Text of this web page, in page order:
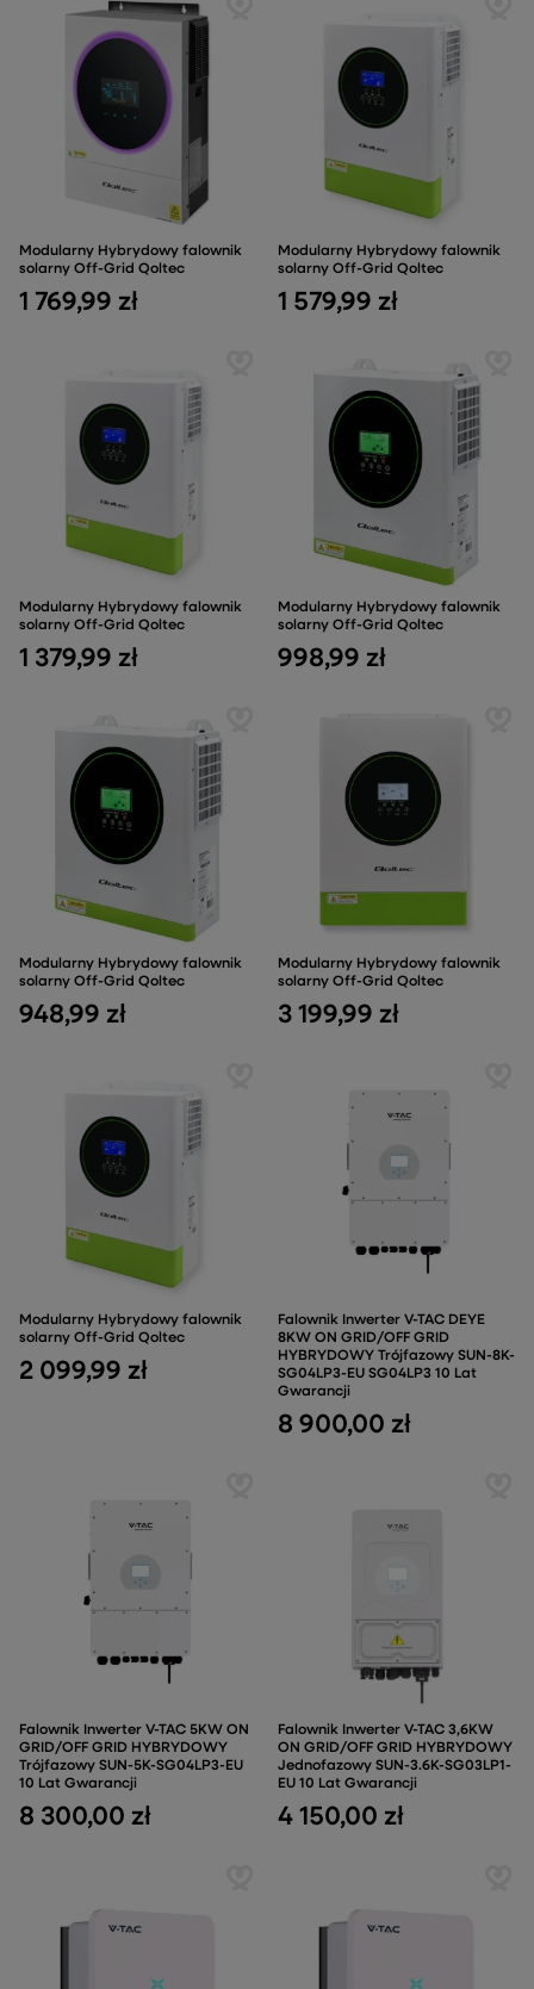
Modularny Hybrydowy falownik
solarny Off-Grid Qoltec
1 769,99 zł
Modularny Hybrydowy falownik
solarny Off-Grid Qoltec
1 579,99 zł
Modularny Hybrydowy falownik
solarny Off-Grid Qoltec
1 379,99 zł
Modularny Hybrydowy falownik
solarny Off-Grid Qoltec
998,99 zł
Modularny Hybrydowy falownik
solarny Off-Grid Qoltec
948,99 zł
Modularny Hybrydowy falownik
solarny Off-Grid Qoltec
3 199,99 zł
Modularny Hybrydowy falownik
solarny Off-Grid Qoltec
2 099,99 zł
Falownik Inwerter V-TAC DEYE
8KW ON GRID/OFF GRID
HYBRYDOWY Trójfazowy SUN-8K-
SG04LP3-EU SG04LP3 10 Lat
Gwarancji
8 900,00 zł
Falownik Inwerter V-TAC 5KW ON
GRID/OFF GRID HYBRYDOWY
Trójfazowy SUN-5K-SG04LP3-EU
10 Lat Gwarancji
8 300,00 zł
Falownik Inwerter V-TAC 3,6KW
ON GRID/OFF GRID HYBRYDOWY
Jednofazowy SUN-3.6K-SG03LP1-
EU 10 Lat Gwarancji
4 150,00 zł